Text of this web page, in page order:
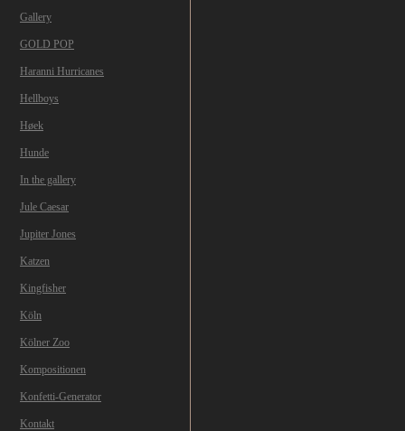
Gallery
GOLD POP
Haranni Hurricanes
Hellboys
Høek
Hunde
In the gallery
Jule Caesar
Jupiter Jones
Katzen
Kingfisher
Köln
Kölner Zoo
Kompositionen
Konfetti-Generator
Kontakt